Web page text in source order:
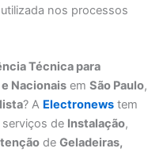
nos processos
Técnica para
Nacionais em São Paulo,
? A Electronews tem
de Instalação,
de Geladeiras,